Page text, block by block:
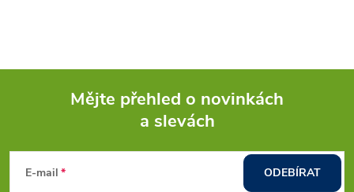
Mějte přehled o novinkách
a slevách
E-mail ODEBÍRAT